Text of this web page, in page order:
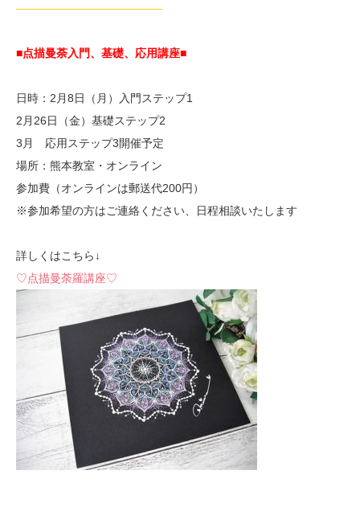
—————————————
■点描曼荼入門、基礎、応用講座■
日時：2月8日（月）入門ステップ1
2月26日（金）基礎ステップ2
3月 応用ステップ3開催予定
場所：熊本教室・オンライン
参加費（オンラインは郵送代200円）
※参加希望の方はご連絡ください、日程相談いたします
詳しくはこちら↓
♡点描曼荼羅講座♡